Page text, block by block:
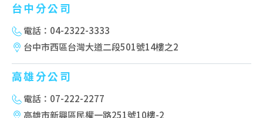
台中分公司
電話：04-2322-3333
台中市西區台灣大道二段501號14樓之2
高雄分公司
電話：07-222-2277
高雄市新興區民權一路251號10樓-2